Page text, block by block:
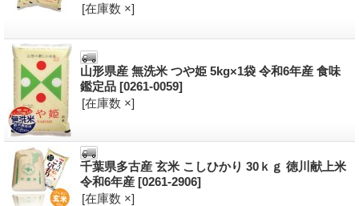
[在庫数 ×]
山形県産 無洗米 つや姫 5kg×1袋 令和6年産 食味
鑑定品 [0261-0059]
[在庫数 ×]
千葉県多古産 玄米 こしひかり 30ｋｇ 徳川献上米
令和6年産 [0261-2906]
[在庫数 ×]